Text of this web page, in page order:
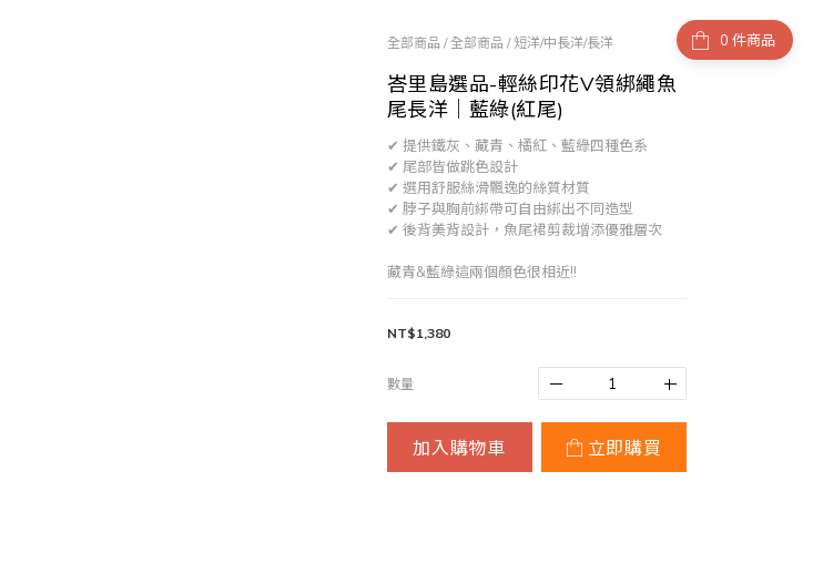
件商品
全部商品 /全部商品 / 短洋/中長洋/長洋
峇里島選品-輕絲印花V領綁繩魚
尾長洋｜藍綠(紅尾)
✔ 提供鐵灰、藏青、橘紅、藍綠四種色系
✔ 尾部皆做跳色設計
✔ 選用舒服絲滑飄逸的絲質材質
✔ 脖子與胸前綁帶可自由綁出不同造型
✔ 後背美背設計，魚尾裙剪裁增添優雅層次
藏青&藍綠這兩個顏色很相近!!
NT$1,380
數量
加入購物車 立即購買